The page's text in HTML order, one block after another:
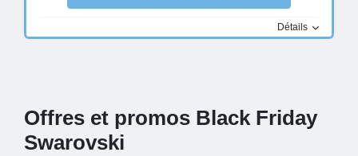
Détails
Offres et promos Black Friday
Swarovski